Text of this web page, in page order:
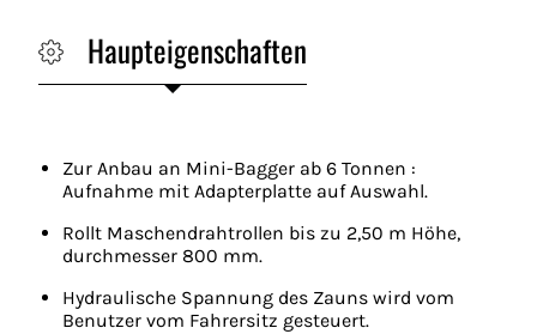
Haupteigenschaften
Zur Anbau an Mini-Bagger ab 6 Tonnen :
Aufnahme mit Adapterplatte auf Auswahl.
Rollt Maschendrahtrollen bis zu 2,50 m Höhe,
durchmesser 800 mm.
Hydraulische Spannung des Zauns wird vom
Benutzer vom Fahrersitz gesteuert.